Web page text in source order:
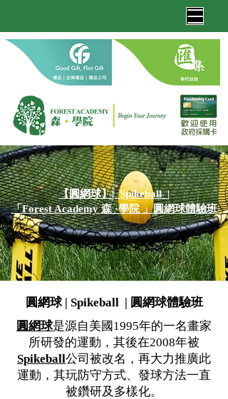
【圓網球】| Spikeball |
「Forest Academy 森 ·學院 」圓網球體驗班
圓網球 | Spikeball | 圓網球體驗班
圓網球是源自美國1995年的一名畫家
所研發的運動，其後在2008年被
Spikeball公司被改名，再大力推廣此
運動，其玩防守方式、發球方法一直
被鑽研及多樣化。